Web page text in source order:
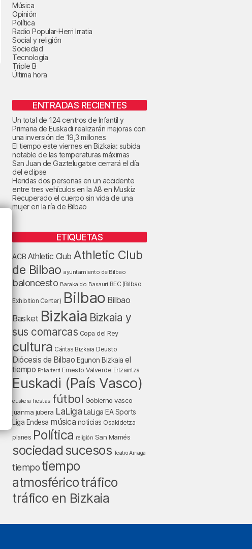
Música
Opinión
Política
Radio Popular-Herri Irratia
Social y religión
Sociedad
Tecnología
Triple B
Última hora
ENTRADAS RECIENTES
Un total de 124 centros de Infantil y
Primaria de Euskadi realizarán mejoras con
una inversión de 19,3 millones
El tiempo este viernes en Bizkaia: subida
notable de las temperaturas máximas
San Juan de Gaztelugatxe cerrará el día
del eclipse
Heridas dos personas en un accidente
entre tres vehículos en la A8 en Muskiz
Recuperado el cuerpo sin vida de una
mujer en la ría de Bilbao
ETIQUETAS
ACB Athletic Club Athletic Club
de Bilbao ayuntamiento de Bilbao
baloncesto Barakaldo Basauri BEC (Bilbao
Exhibition Center) Bilbao Bilbao
Basket Bizkaia Bizkaia y
sus comarcas Copa del Rey
cultura Cáritas Bizkaia Deusto
Diócesis de Bilbao Egunon Bizkaia el
tiempo Enkarterri Ernesto Valverde Ertzaintza
Euskadi (País Vasco)
euskera fiestas fútbol Gobierno vasco
juanma jubera LaLiga LaLiga EA Sports
Liga Endesa música noticias Osakidetza
planes Política religión San Mamés
sociedad sucesos Teatro Arriaga
tiempo tiempo
atmosféricotráfico
tráfico en Bizkaia